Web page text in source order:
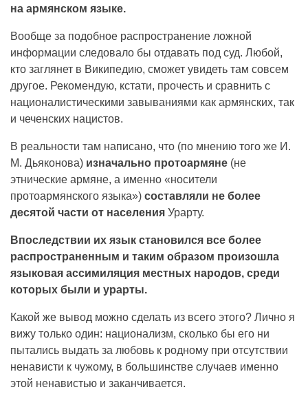
на армянском языке.
Вообще за подобное распространение ложной
информации следовало бы отдавать под суд. Любой,
кто заглянет в Википедию, сможет увидеть там совсем
другое. Рекомендую, кстати, прочесть и сравнить с
националистическими завываниями как армянских, так
и чеченских нацистов.
В реальности там написано, что (по мнению того же И.
М. Дьяконова) изначально протоармяне (не
этнические армяне, а именно «носители
протоармянского языка») составляли не более
десятой части от населения Урарту.
Впоследствии их язык становился все более
распространенным и таким образом произошла
языковая ассимиляция местных народов, среди
которых были и урарты.
Какой же вывод можно сделать из всего этого? Лично я
вижу только один: национализм, сколько бы его ни
пытались выдать за любовь к родному при отсутствии
ненависти к чужому, в большинстве случаев именно
этой ненавистью и заканчивается.